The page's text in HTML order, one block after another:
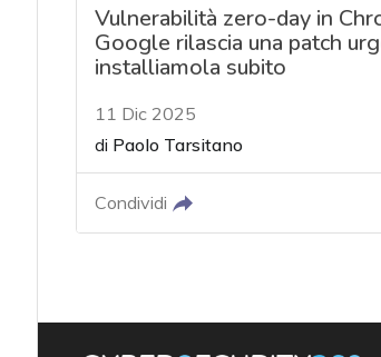
Vulnerabilità zero-day in
Google rilascia una patch
installiamola subito
11 Dic 2025
di Paolo Tarsitano
Condividi